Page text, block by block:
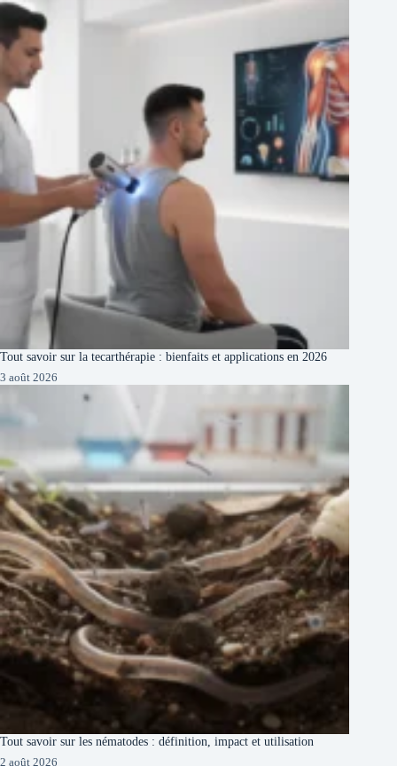
Tout savoir sur la tecarthérapie : bienfaits et applications en 2026
3 août 2026
Tout savoir sur les nématodes : définition, impact et utilisation
2 août 2026